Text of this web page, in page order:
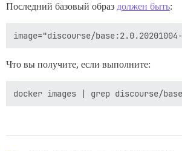
Последний базовый образ должен быть:
Что вы получите, если выполните: